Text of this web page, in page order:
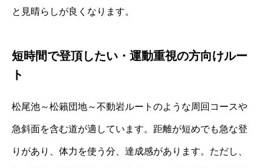
と見晴らしが良くなります。
短時間で登頂したい・運動重視の方向けルー
ト
松尾池～松籟団地～不動岩ルートのような周回コースや
急斜面を含む道が適しています。距離が短めでも急な登
りがあり、体力を使う分、達成感があります。ただし、